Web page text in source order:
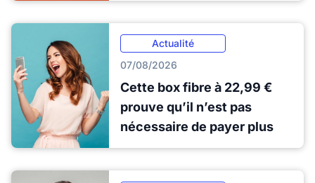
Actualité
07/08/2026
Cette box fibre à 22,99 €
prouve qu’il n’est pas
nécessaire de payer plus